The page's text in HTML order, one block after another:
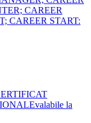
CAREER
CAREER START:
valabile la